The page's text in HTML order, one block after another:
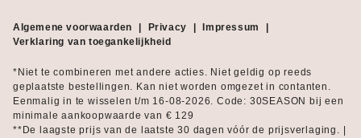
Algemene voorwaarden Privacy Impressum
Verklaring van toegankelijkheid
*Niet te combineren met andere acties. Niet geldig op reeds
geplaatste bestellingen. Kan niet worden omgezet in contanten.
Eenmalig in te wisselen t/m 16-08-2026. Code: 30SEASON bij een
minimale aankoopwaarde van € 129
**De laagste prijs van de laatste 30 dagen vóór de prijsverlaging. |